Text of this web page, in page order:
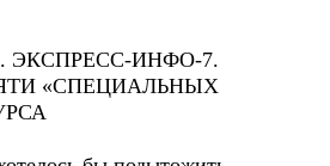
ЭКСПРЕСС-ИНФО-7.
«СПЕЦИАЛЬНЫХ